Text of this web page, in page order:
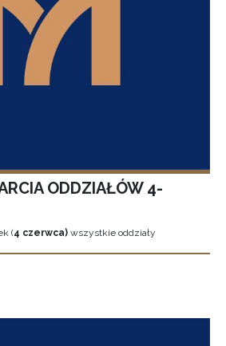
ODDZIAŁÓW 4-
(4 czerwca) wszystkie oddziały